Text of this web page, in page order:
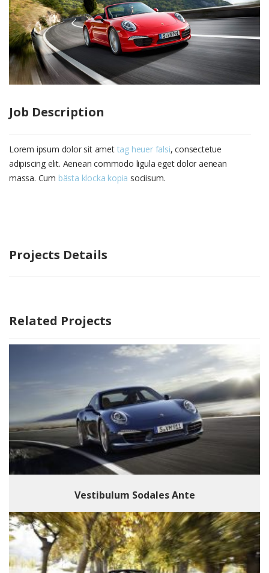
Job Description
Lorem ipsum dolor sit amet tag heuer falsi, consectetue
adipiscing elit. Aenean commodo ligula eget dolor aenean
massa. Cum bästa klocka kopia sociisum.
Projects Details
Related Projects
Vestibulum Sodales Ante